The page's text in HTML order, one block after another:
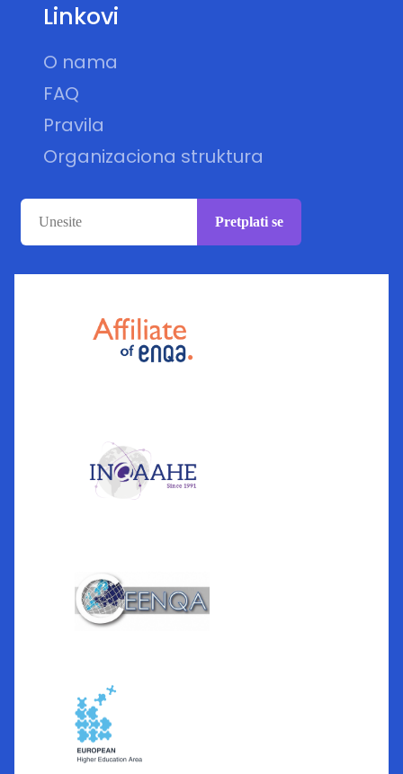
Linkovi
O nama
FAQ
Pravila
Organizaciona struktura
Pretplati se